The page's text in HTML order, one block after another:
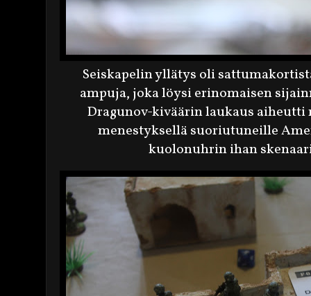
Seiskapelin yllätys oli
ampuja, joka löysi erinomaisen
Dragunov-kiväärin laukaus
menestyksellä suoriutuneille
kuolonuhrin ihan